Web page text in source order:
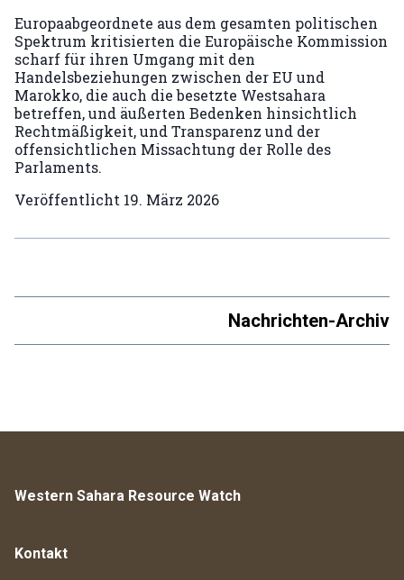
Europaabgeordnete aus dem gesamten politischen
Spektrum kritisierten die Europäische Kommission
scharf für ihren Umgang mit den
Handelsbeziehungen zwischen der EU und
Marokko, die auch die besetzte Westsahara
betreffen, und äußerten Bedenken hinsichtlich
Rechtmäßigkeit, und Transparenz und der
offensichtlichen Missachtung der Rolle des
Parlaments.
Veröffentlicht 19. März 2026
Nachrichten-Archiv
Western Sahara Resource Watch
Kontakt